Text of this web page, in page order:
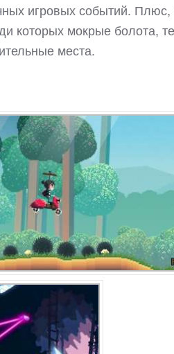
игровых событий.
которых мокрые болота,
места.